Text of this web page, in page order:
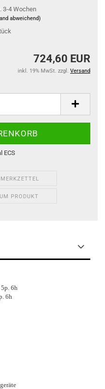
3-4 Wochen
abweichend)
724,60 EUR
inkl. 19% MwSt. zzgl. Versand
PRODUKT
6h
6h